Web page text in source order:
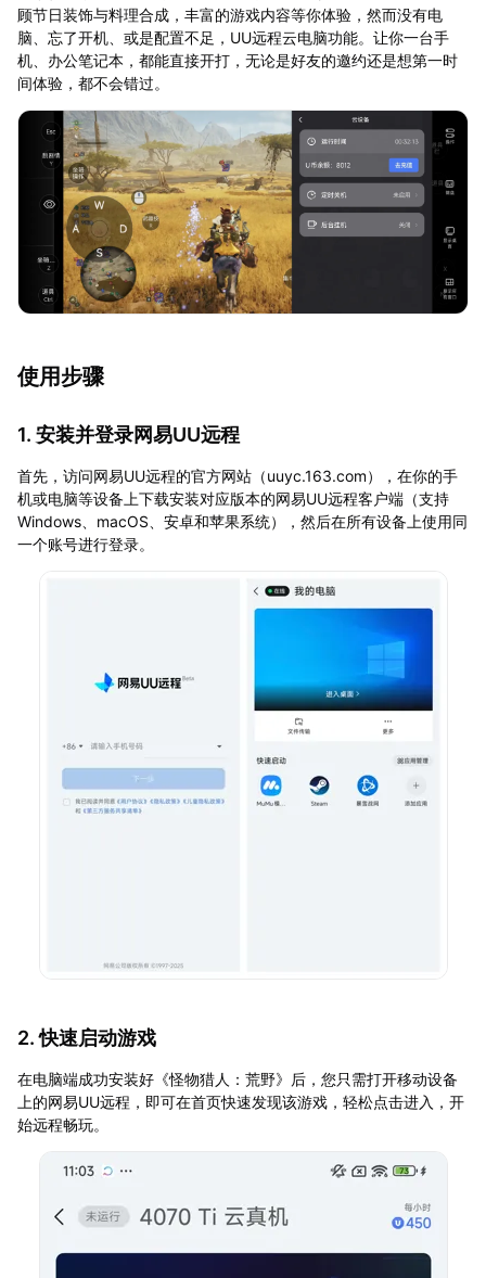
顾节日装饰与料理合成，丰富的游戏内容等你体验，然而没有电
脑、忘了开机、或是配置不足，UU远程云电脑功能。让你一台手
机、办公笔记本，都能直接开打，无论是好友的邀约还是想第一时
间体验，都不会错过。
使用步骤
1. 安装并登录网易UU远程
首先，访问网易UU远程的官方网站（uuyc.163.com），在你的手
机或电脑等设备上下载安装对应版本的网易UU远程客户端（支持
Windows、macOS、安卓和苹果系统），然后在所有设备上使用同
一个账号进行登录。
2. 快速启动游戏
在电脑端成功安装好《怪物猎人：荒野》后，您只需打开移动设备
上的网易UU远程，即可在首页快速发现该游戏，轻松点击进入，开
始远程畅玩。